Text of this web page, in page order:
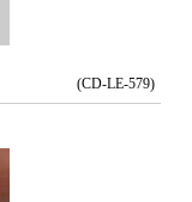
(CD-LE-579)